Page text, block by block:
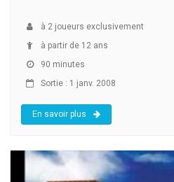
à 2 joueurs exclusivement
à partir de 12 ans
90 minutes
Sortie : 1 janv. 2008
En savoir plus